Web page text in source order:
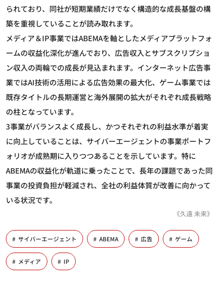
られており、同社が短期業績だけでなく構造的な成長基盤の構
築を重視していることが読み取れます。
メディア＆IP事業ではABEMAを軸としたメディアプラットフォ
ームの収益化深化が進んでおり、広告収入とサブスクリプショ
ン収入の両輪での成長が見込まれます。インターネット広告事
業ではAI技術の活用による広告効果の最大化、ゲーム事業では
既存タイトルの長期運営と海外展開の拡大がそれぞれ成長戦略
の柱となっています。
3事業がバランスよく成長し、かつそれぞれの利益水準が着実
に向上していることは、サイバーエージェントの事業ポートフ
ォリオが成熟期に入りつつあることを示しています。特に
ABEMAの収益化が軌道に乗ったことで、長年の課題であった同
事業の投資負担が軽減され、全社の利益体質が改善に向かって
いる状況です。
《久遠 未来》
サイバーエージェント ABEMA 広告 ゲーム
メディア IP